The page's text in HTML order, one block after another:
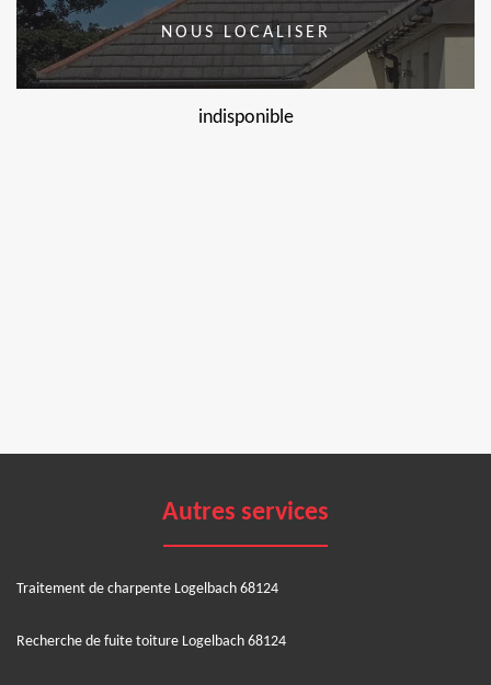
NOUS LOCALISER
indisponible
Autres services
Traitement de charpente Logelbach 68124
Recherche de fuite toiture Logelbach 68124